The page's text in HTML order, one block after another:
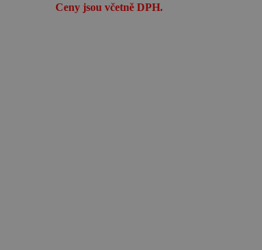
Ceny jsou včetně DPH.